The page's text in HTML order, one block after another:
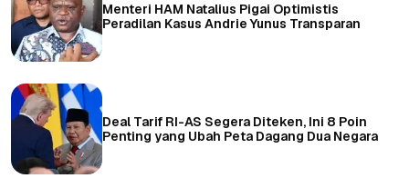
Menteri HAM Natalius Pigai Optimistis
Peradilan Kasus Andrie Yunus Transparan
Deal Tarif RI-AS Segera Diteken, Ini 8 Poin
Penting yang Ubah Peta Dagang Dua Negara